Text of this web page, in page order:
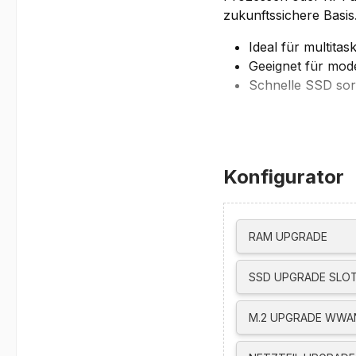
zukunftssichere Basis.
Ideal für
Geeignet für
Schnelle SSD
Großes
Ein gutes Business-
dem man gerne
Fenster, klarer
interessant ist.
geöffneten
Gleichzeitig helfen
auch lange
Konfigurator
RAM UPGRADE
SSD UPGRADE
M.2 UPGRADE